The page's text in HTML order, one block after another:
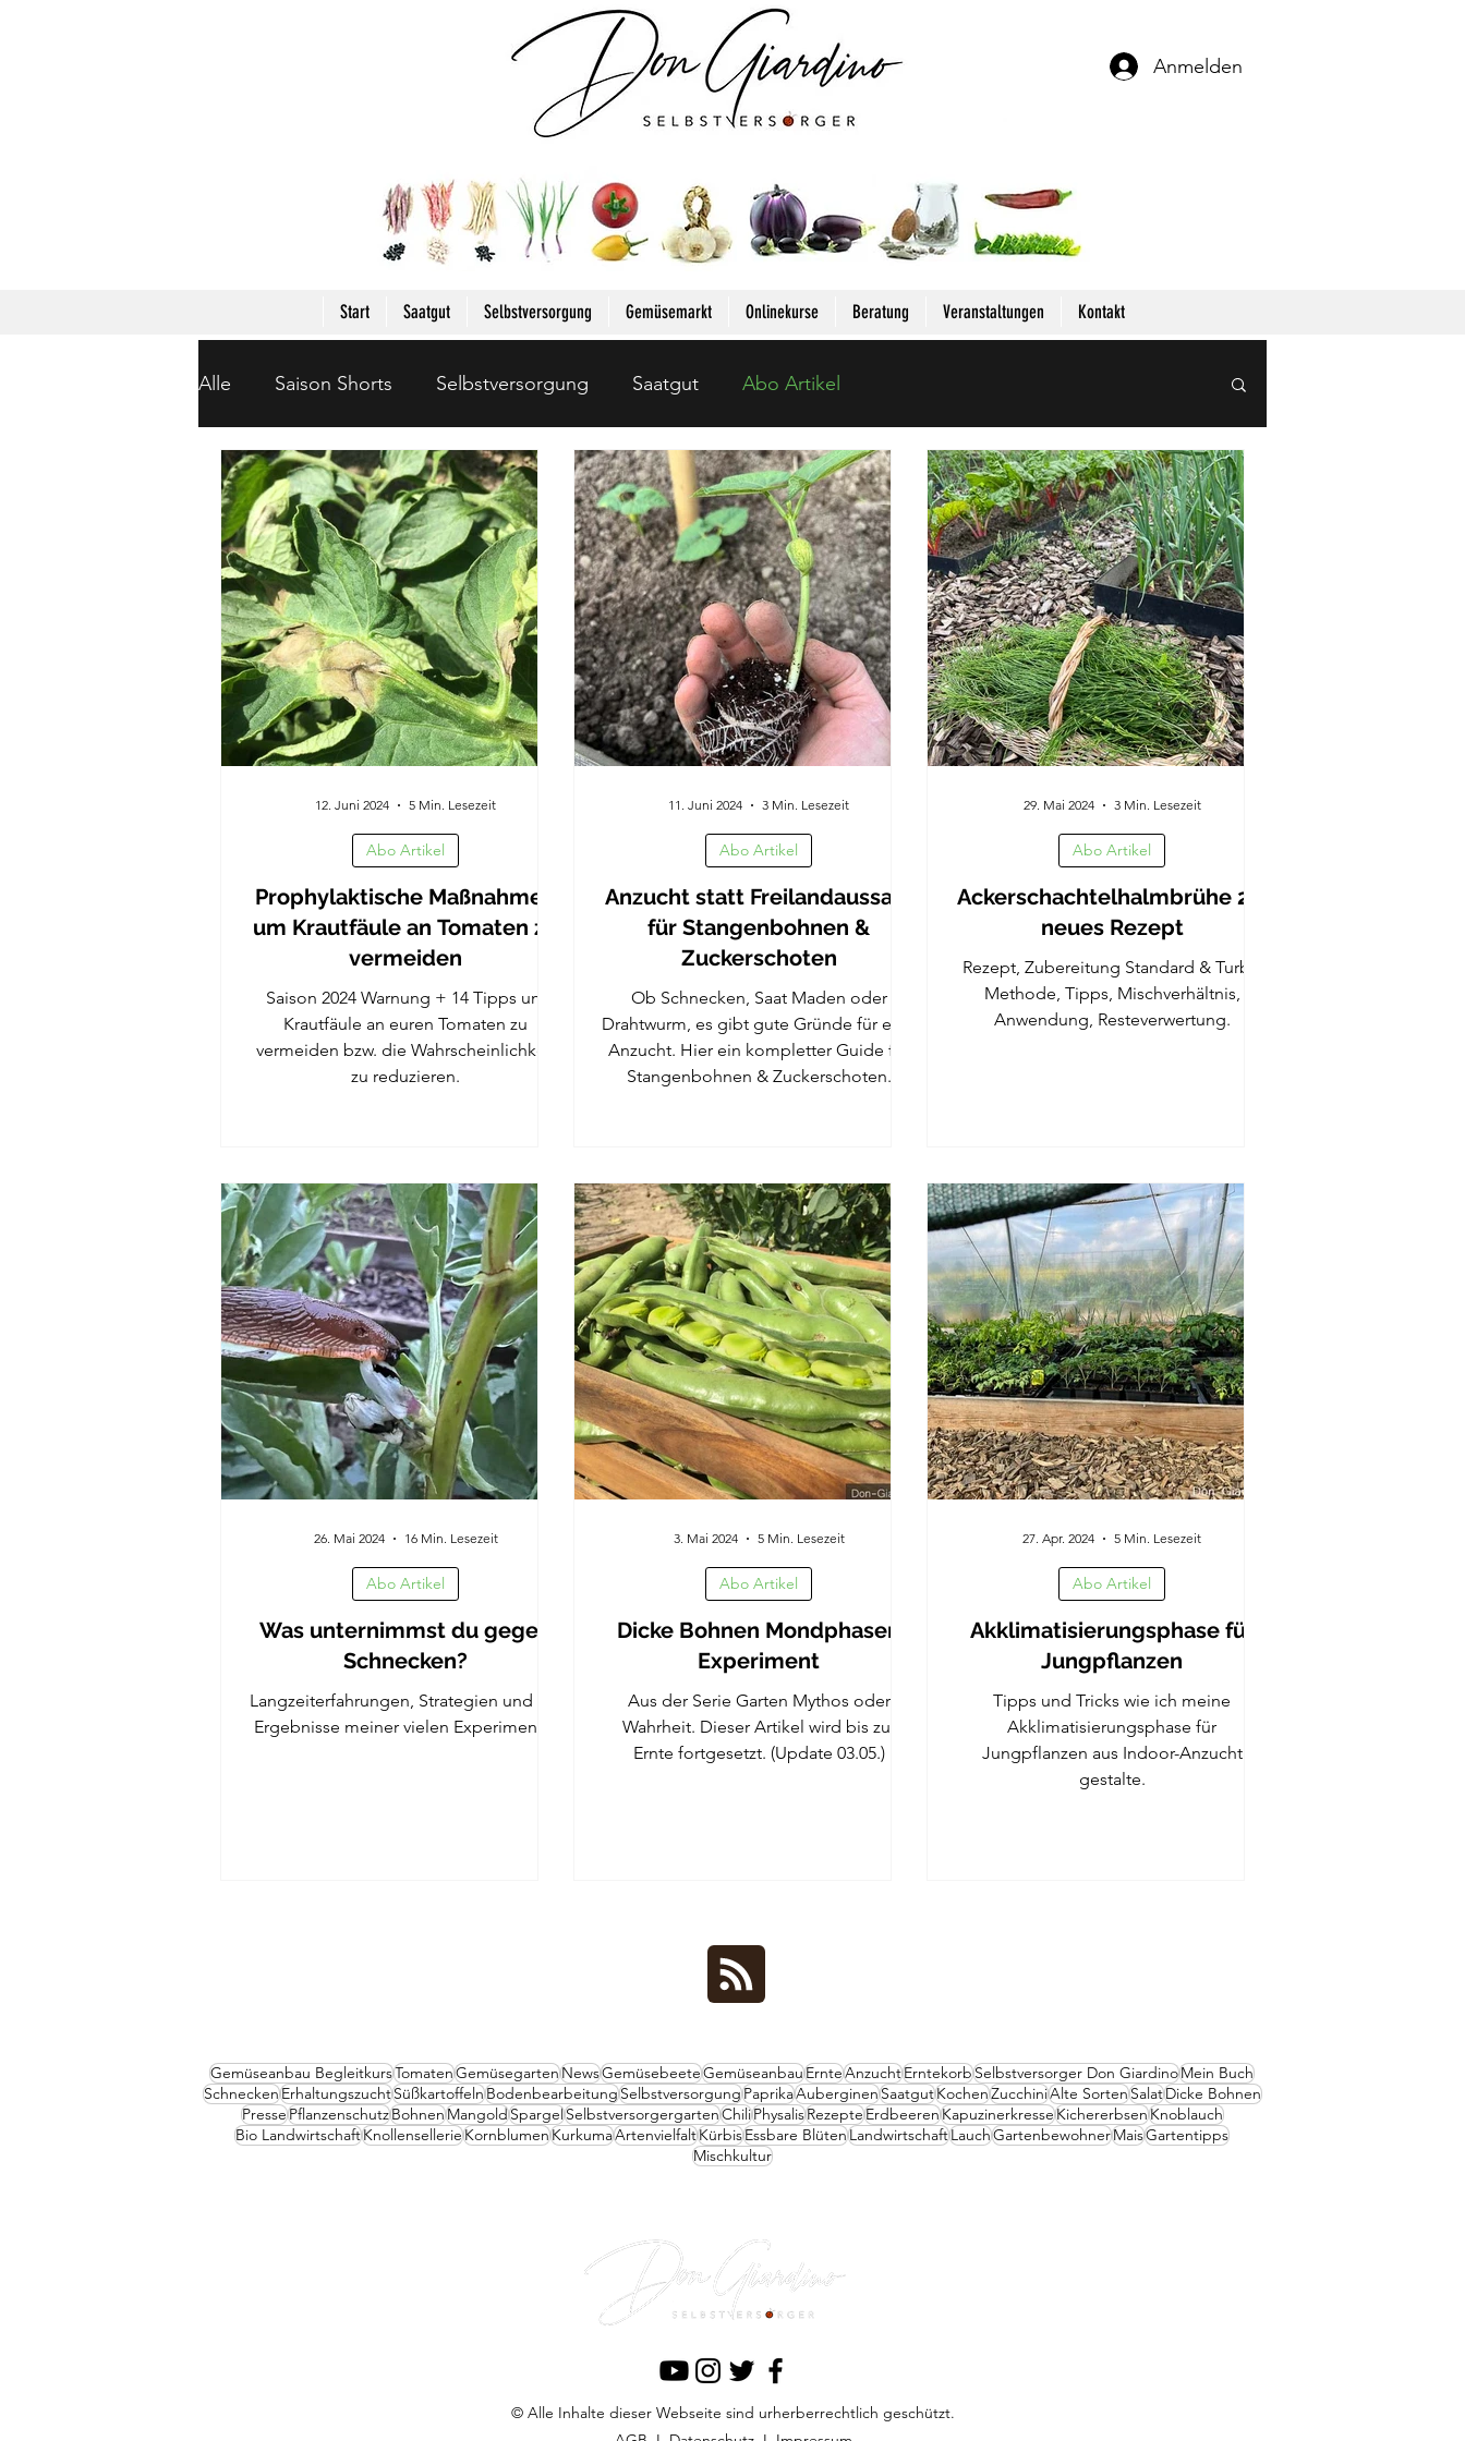
Anmelden
Start Saatgut Selbstversorgung Gemüsemarkt Onlinekurse Beratung Veranstaltungen Kontakt
Alle Saison Shorts Selbstversorgung Saatgut Abo Artikel
Prophylaktische Maßnahmen
um Krautfäule an Tomaten zu
vermeiden
Saison 2024 Warnung + 14 Tipps um
Krautfäule an euren Tomaten zu
vermeiden bzw. die Wahrscheinlichkeit
zu reduzieren.
Abo Artikel
12. Juni 2024 5 Min. Lesezeit
Anzucht statt Freilandaussaat
für Stangenbohnen &
Zuckerschoten
Ob Schnecken, Saat Maden oder
Drahtwurm, es gibt gute Gründe für eine
Anzucht. Hier ein kompletter Guide für
Stangenbohnen & Zuckerschoten.
Abo Artikel
11. Juni 2024 3 Min. Lesezeit
Ackerschachtelhalmbrühe 2.0
neues Rezept
Rezept, Zubereitung Standard & Turbo
Methode, Tipps, Mischverhältnis,
Anwendung, Resteverwertung.
Abo Artikel
29. Mai 2024 3 Min. Lesezeit
Was unternimmst du gegen
Schnecken?
Langzeiterfahrungen, Strategien und die
Ergebnisse meiner vielen Experimente.
Abo Artikel
26. Mai 2024 16 Min. Lesezeit
Dicke Bohnen Mondphasen
Experiment
Aus der Serie Garten Mythos oder
Wahrheit. Dieser Artikel wird bis zur
Ernte fortgesetzt. (Update 03.05.)
Abo Artikel
3. Mai 2024 5 Min. Lesezeit
Akklimatisierungsphase für
Jungpflanzen
Tipps und Tricks wie ich meine
Akklimatisierungsphase für
Jungpflanzen aus Indoor-Anzucht
gestalte.
Abo Artikel
27. Apr. 2024 5 Min. Lesezeit
Gemüseanbau BegleitkursTomatenGemüsegartenNewsGemüsebeeteGemüseanbauErnteAnzuchtErntekorbSelbstversorger Don GiardinoMein Buch
SchneckenErhaltungszuchtSüßkartoffelnBodenbearbeitungSelbstversorgungPaprikaAuberginenSaatgutKochenZucchiniAlte SortenSalatDicke Bohnen
PressePflanzenschutzBohnenMangoldSpargelSelbstversorgergartenChiliPhysalisRezepteErdbeerenKapuzinerkresseKichererbsenKnoblauch
Bio LandwirtschaftKnollensellerieKornblumenKurkumaArtenvielfaltKürbisEssbare BlütenLandwirtschaftLauchGartenbewohnerMaisGartentipps
Mischkultur
© Alle Inhalte dieser Webseite sind urherberrechtlich geschützt.